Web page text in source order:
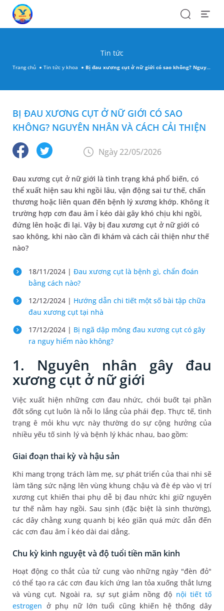
SearchOpen
Tin tức
Trang chủ Tin tức y khoa Bị đau xương cụt ở nữ giới có sao không? Nguyên nhân và cách cải thiện
BỊ ĐAU XƯƠNG CỤT Ở NỮ GIỚI CÓ SAO
KHÔNG? NGUYÊN NHÂN VÀ CÁCH CẢI THIỆN
Ngày 22/05/2026
Đau xương cụt ở nữ giới là tình trạng khá phổ biến, có
thể xuất hiện sau khi ngồi lâu, vận động sai tư thế, chấn
thương hoặc liên quan đến bệnh lý xương khớp. Không ít
trường hợp cơn đau âm ỉ kéo dài gây khó chịu khi ngồi,
đứng lên hoặc đi lại. Vậy bị đau xương cụt ở nữ giới có
sao không, khi nào cần đi khám và cách cải thiện như thế
nào?
18/11/2024 | Đau xương cụt là bệnh gì, chẩn đoán
bằng cách nào?
12/12/2024 | Hướng dẫn chi tiết một số bài tập chữa
đau xương cụt tại nhà
17/12/2024 | Bị ngã dập mông đau xương cụt có gây
ra nguy hiểm nào không?
1. Nguyên nhân gây đau
xương cụt ở nữ giới
Việc xuất hiện những cơn đau nhức, chói buốt tại phần
đốt sống cụt luôn là nỗi lo lắng của phái đẹp. Thực tế, tình
trạng ê mỏi khu vực này thường do sự cộng hưởng của
nhiều yếu tố sinh lý và bệnh lý khác nhau, bao gồm:
Giai đoạn thai kỳ và hậu sản
Khi mang trọng trách làm mẹ, sự phát triển của thai nhi sẽ
làm tăng sức nặng lên vùng khung chậu và đè ép vào vị trí
xương cụt khiến thai phụ dễ bị đau nhức khi giữ nguyên
tư thế nằm hay ngồi. Sau sịnh (đặc biệt là sinh thường),
các dây chằng xung quanh bị kéo giãn quá mức dẫn đến
các cơn đau âm ỉ kéo dài dai dẳng.
Chu kỳ kinh nguyệt và độ tuổi tiền mãn kinh
Hoạt động co thắt của tử cung vào những ngày "đèn đỏ"
có thể tạo ra các cơn đau kích ứng lan tỏa xuống thắt lưng
và vùng cụt. Ngoài ra, sự sụt giảm nồng độ nội tiết tố
estrogen ở phụ nữ lớn tuổi cũng khiến hệ thống dây